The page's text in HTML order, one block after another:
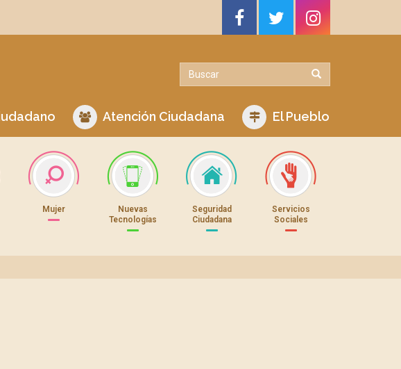
Atención Ciudadana El Pueblo
Mujer
Nuevas
Tecnologías
Seguridad
Ciudadana
Servicios
Sociales